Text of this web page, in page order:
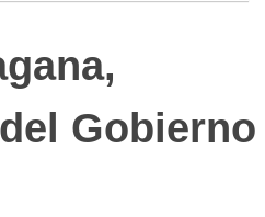
,
Gobierno